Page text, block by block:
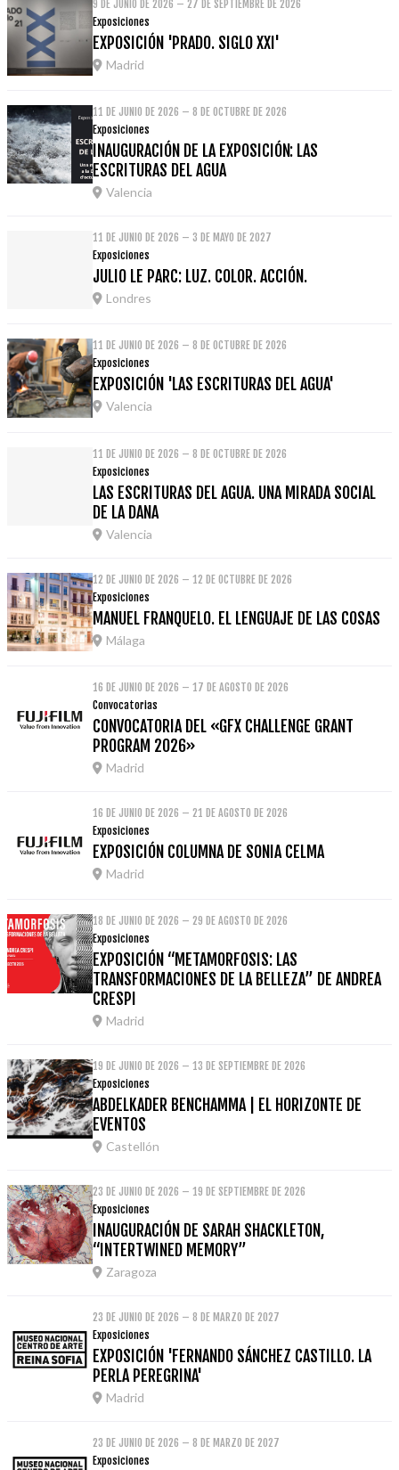
9 DE JUNIO DE 2026 – 27 DE SEPTIEMBRE DE 2026
Exposiciones
EXPOSICIÓN 'PRADO. SIGLO XXI'
Madrid
11 DE JUNIO DE 2026 – 8 DE OCTUBRE DE 2026
Exposiciones
INAUGURACIÓN DE LA EXPOSICIÓN: LAS
ESCRITURAS DEL AGUA
Valencia
11 DE JUNIO DE 2026 – 3 DE MAYO DE 2027
Exposiciones
JULIO LE PARC: LUZ. COLOR. ACCIÓN.
Londres
11 DE JUNIO DE 2026 – 8 DE OCTUBRE DE 2026
Exposiciones
EXPOSICIÓN 'LAS ESCRITURAS DEL AGUA'
Valencia
11 DE JUNIO DE 2026 – 8 DE OCTUBRE DE 2026
Exposiciones
LAS ESCRITURAS DEL AGUA. UNA MIRADA SOCIAL
DE LA DANA
Valencia
12 DE JUNIO DE 2026 – 12 DE OCTUBRE DE 2026
Exposiciones
MANUEL FRANQUELO. EL LENGUAJE DE LAS COSAS
Málaga
16 DE JUNIO DE 2026 – 17 DE AGOSTO DE 2026
Convocatorias
CONVOCATORIA DEL «GFX CHALLENGE GRANT
PROGRAM 2026»
Madrid
16 DE JUNIO DE 2026 – 21 DE AGOSTO DE 2026
Exposiciones
EXPOSICIÓN COLUMNA DE SONIA CELMA
Madrid
18 DE JUNIO DE 2026 – 29 DE AGOSTO DE 2026
Exposiciones
EXPOSICIÓN “METAMORFOSIS: LAS
TRANSFORMACIONES DE LA BELLEZA” DE ANDREA
CRESPI
Madrid
19 DE JUNIO DE 2026 – 13 DE SEPTIEMBRE DE 2026
Exposiciones
ABDELKADER BENCHAMMA | EL HORIZONTE DE
EVENTOS
Castellón
23 DE JUNIO DE 2026 – 19 DE SEPTIEMBRE DE 2026
Exposiciones
INAUGURACIÓN DE SARAH SHACKLETON,
“INTERTWINED MEMORY”
Zaragoza
23 DE JUNIO DE 2026 – 8 DE MARZO DE 2027
Exposiciones
EXPOSICIÓN 'FERNANDO SÁNCHEZ CASTILLO. LA
PERLA PEREGRINA'
Madrid
23 DE JUNIO DE 2026 – 8 DE MARZO DE 2027
Exposiciones